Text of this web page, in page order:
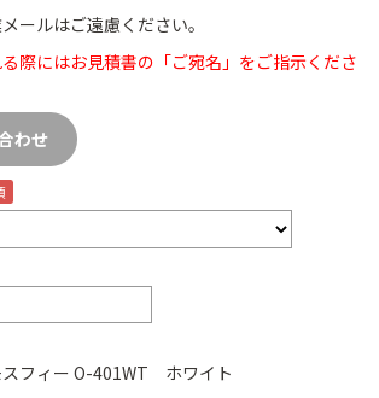
ールはご遠慮ください。
際にはお見積書の「ご宛名」をご指示くださ
わせ
フィー O-401WT ホワイト